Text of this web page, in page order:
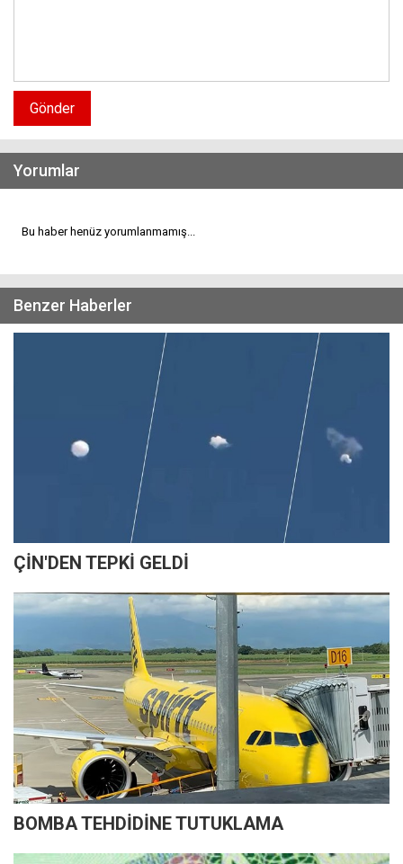
Gönder
Yorumlar
Bu haber henüz yorumlanmamış...
Benzer Haberler
ÇİN'DEN TEPKİ GELDİ
BOMBA TEHDİDİNE TUTUKLAMA